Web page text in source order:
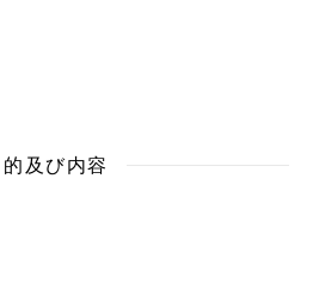
的及び内容